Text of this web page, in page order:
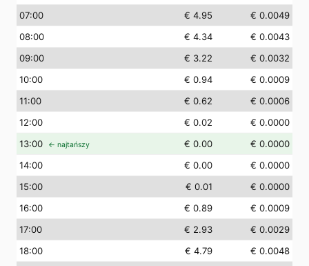
07:00 € 4.95
€ 0.0049
08:00 € 4.34
€ 0.0043
09:00 € 3.22
€ 0.0032
10:00 € 0.94
€ 0.0009
11:00 € 0.62
€ 0.0006
12:00 € 0.02
€ 0.0000
13:00 ← najtańszy € 0.00
€ 0.0000
14:00 € 0.00
€ 0.0000
15:00 € 0.01
€ 0.0000
16:00 € 0.89
€ 0.0009
17:00 € 2.93
€ 0.0029
18:00 € 4.79
€ 0.0048